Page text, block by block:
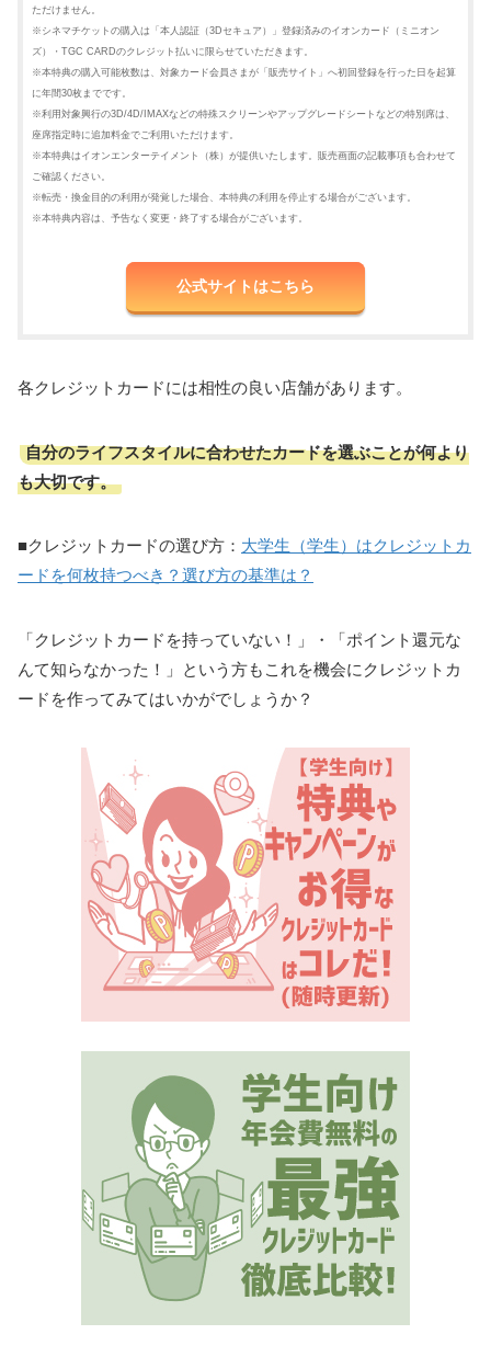
ただけません。
※シネマチケットの購入は「本人認証（3Dセキュア）」登録済みのイオンカード（ミニオン
ズ）・TGC CARDのクレジット払いに限らせていただきます。
※本特典の購入可能枚数は、対象カード会員さまが「販売サイト」へ初回登録を行った日を起算
に年間30枚までです。
※利用対象興行の3D/4D/IMAXなどの特殊スクリーンやアップグレードシートなどの特別席は、
座席指定時に追加料金でご利用いただけます。
※本特典はイオンエンターテイメント（株）が提供いたします。販売画面の記載事項も合わせて
ご確認ください。
※転売・換金目的の利用が発覚した場合、本特典の利用を停止する場合がございます。
※本特典内容は、予告なく変更・終了する場合がございます。
公式サイトはこちら
各クレジットカードには相性の良い店舗があります。
自分のライフスタイルに合わせたカードを選ぶことが何より
も大切です。
■クレジットカードの選び方： 大学生（学生）はクレジットカ
ードを何枚持つべき？選び方の基準は？
「クレジットカードを持っていない！」・「ポイント還元な
んて知らなかった！」という方もこれを機会にクレジットカ
ードを作ってみてはいかがでしょうか？